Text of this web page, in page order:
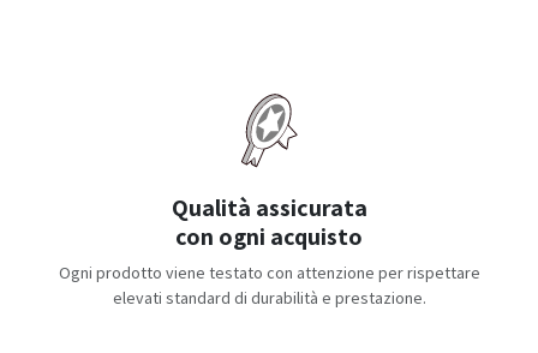
Qualità assicurata
con ogni acquisto
Ogni prodotto viene testato con attenzione per rispettare
elevati standard di durabilità e prestazione.